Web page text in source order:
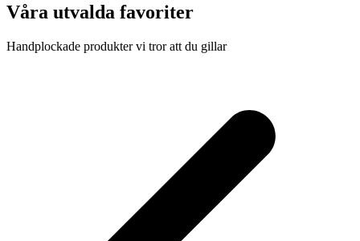
Våra utvalda favoriter
Handplockade produkter vi tror att du gillar